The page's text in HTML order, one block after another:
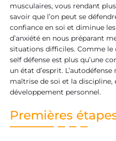
musculaires, vous rendant
savoir que l’on peut se
confiance en soi et diminue
d’anxiété en nous préparant
situations difficiles. Comme le
self défense est plus qu’une
un état d’esprit.
maîtrise de soi et la discipline,
développement personnel.
Premières